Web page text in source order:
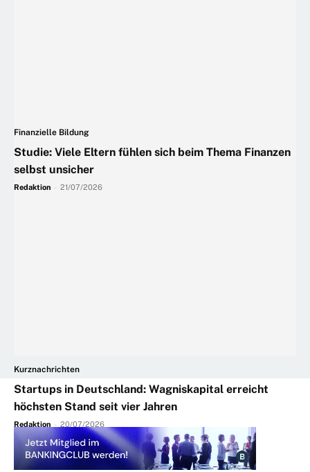
Finanzielle Bildung
Studie: Viele Eltern fühlen sich beim Thema Finanzen
selbst unsicher
Redaktion 21/07/2026
Kurznachrichten
Startups in Deutschland: Wagniskapital erreicht
höchsten Stand seit vier Jahren
Redaktion - 20/07/2026